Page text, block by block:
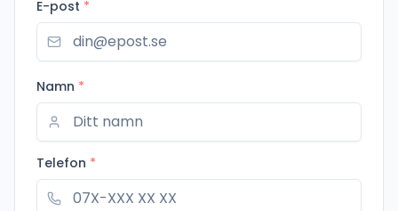
E-post *
Namn *
Telefon *